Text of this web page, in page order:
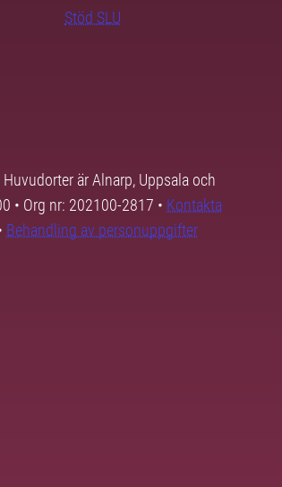
Stöd SLU
är Alnarp, Uppsala och
• Org nr: 202100-2817 • Kontakta
Behandling av personuppgifter